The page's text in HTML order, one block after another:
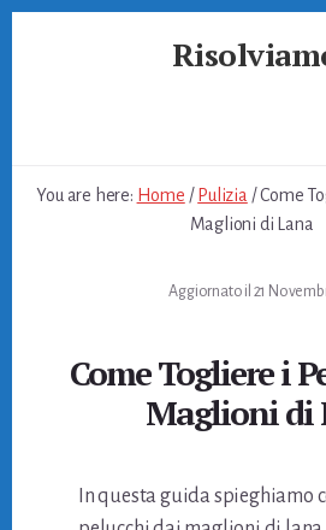
You are here: Home / Pulizia /Come
Maglioni di Lana
Aggiornato il 21
Come Togliere i
Maglioni di
In questa guida spieghiamo